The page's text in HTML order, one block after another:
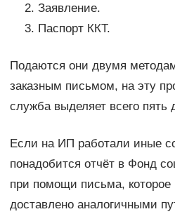
Заявление.
Паспорт ККТ.
Подаются они двумя
заказным письмом, на эту
служба выделяет всего пять
Если на ИП работали иные
понадобится отчёт в Фонд
при помощи письма, которое
доставлено аналогичными